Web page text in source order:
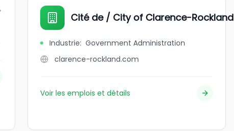
Cité de / City of Clarence-Rockland
Industrie: Government Administration
clarence-rockland.com
Voir les emplois et détails